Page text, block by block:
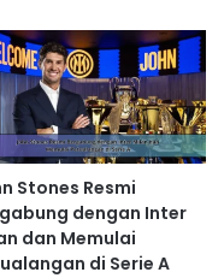
Stones Resmi
dengan Inter
dan Memulai
di Serie A